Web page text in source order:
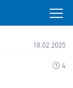
18.02.2025
4